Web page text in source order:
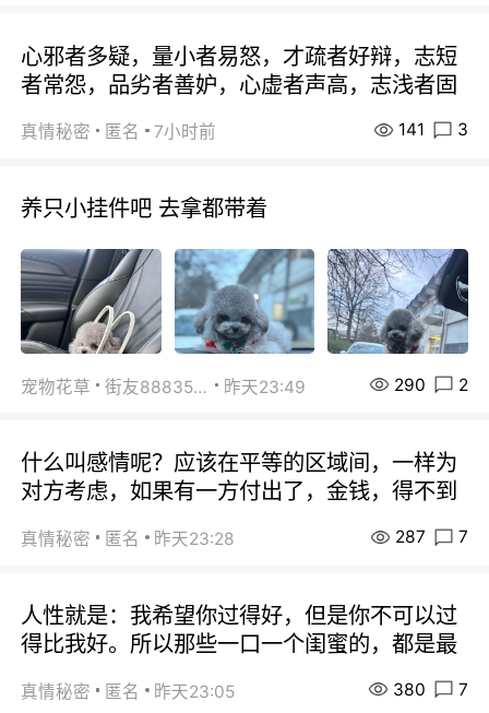
心邪者多疑，量小者易怒，才疏者好辩，志短
者常怨，品劣者善妒，心虚者声高，志浅者固
真情秘密 匿名 7小时前 141 3
养只小挂件吧 去拿都带着
宠物花草 街友88835518 昨天23:49 290 2
什么叫感情呢？应该在平等的区域间，一样为
对方考虑，如果有一方付出了，金钱，得不到
真情秘密 匿名 昨天23:28 287 7
人性就是：我希望你过得好，但是你不可以过
得比我好。所以那些一口一个闺蜜的，都是最
真情秘密 匿名 昨天23:05 380 7